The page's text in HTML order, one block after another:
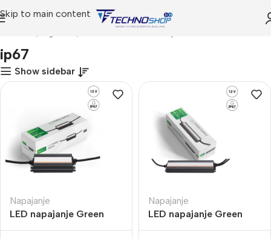
Skip to main content
ip67
Show sidebar
Napajanje
LED napajanje Green
Tech 60W, 12V, IP67
Napajanje
LED napajanje Green
Tech 300W, 12V, IP67